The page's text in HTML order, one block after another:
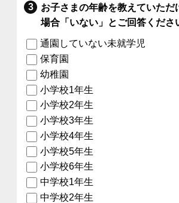
お子さまの年齢を教えていた
場合「いない」とご回答くださ
通園していない未就学児
保育園
幼稚園
小学校1年生
小学校2年生
小学校3年生
小学校4年生
小学校5年生
小学校6年生
中学校1年生
中学校2年生